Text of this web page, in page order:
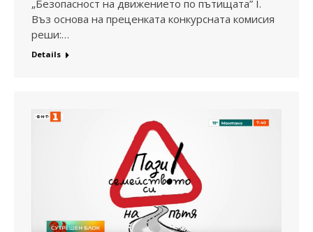
„Безопасност на движението по пътищата” I.
Въз основа на преценката конкурсната комисия
реши:…
Details